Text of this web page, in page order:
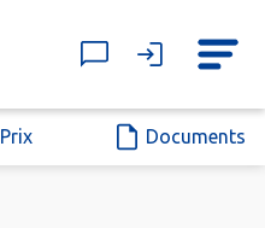
Prix Documents